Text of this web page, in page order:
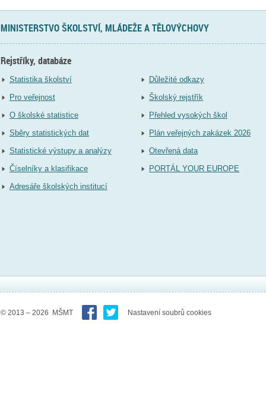
MINISTERSTVO ŠKOLSTVÍ, MLÁDEŽE A TĚLOVÝCHOVY
Rejstříky, databáze
Statistika školství
Pro veřejnost
O školské statistice
Sběry statistických dat
Statistické výstupy a analýzy
Číselníky a klasifikace
Adresáře školských institucí
Důležité odkazy
Školský rejstřík
Přehled vysokých škol
Plán veřejných zakázek 2026
Otevřená data
PORTÁL YOUR EUROPE
© 2013 – 2026 MŠMT Nastavení soubrů cookies